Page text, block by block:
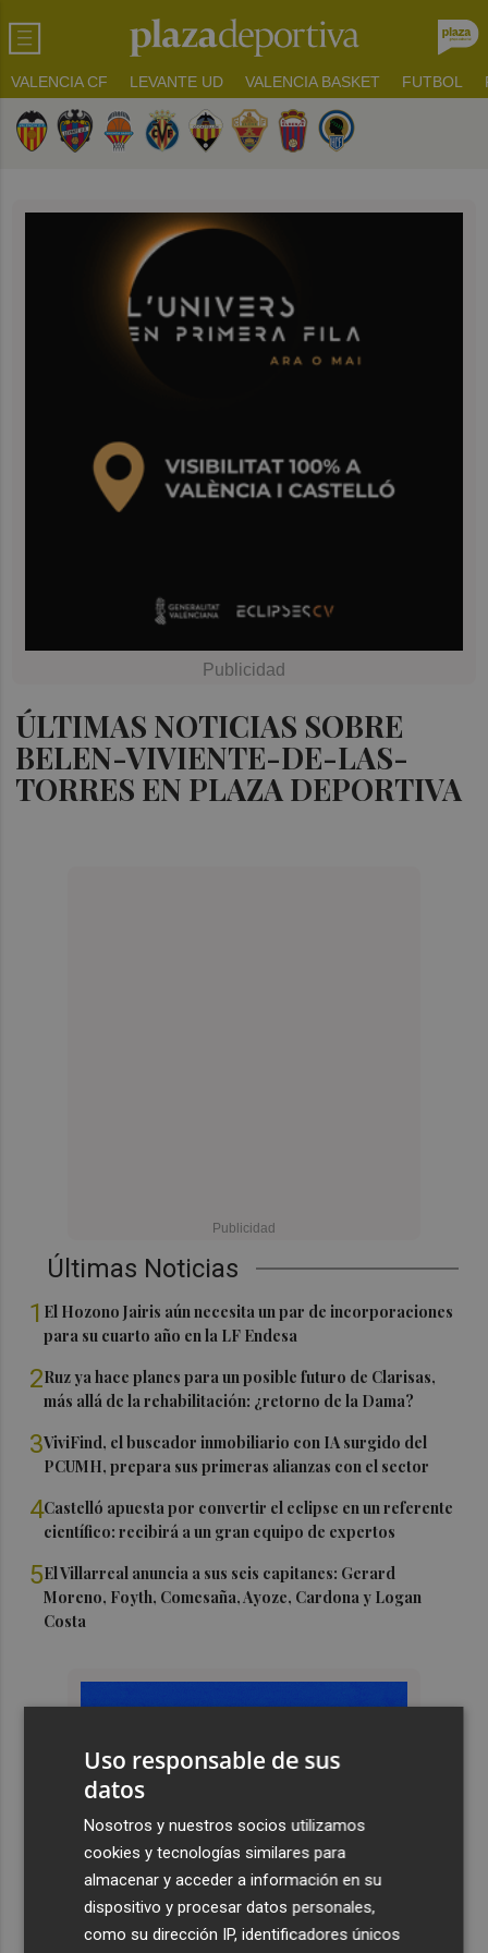
VALENCIA CF LEVANTE UD VALENCIA BASKET FUTBOL
ÚLTIMAS NOTICIAS SOBRE
BELEN-VIVIENTE-DE-LAS-
TORRES EN PLAZA DEPORTIVA
Últimas Noticias
1 El Hozono Jairis aún necesita un par de incorporaciones
para su cuarto año en la LF Endesa
2Ruz ya hace planes para un posible futuro de Clarisas,
más allá de la rehabilitación: ¿retorno de la Dama?
3ViviFind, el buscador inmobiliario con IA surgido del
PCUMH, prepara sus primeras alianzas con el sector
4Castelló apuesta por convertir el eclipse en un referente
científico: recibirá a un gran equipo de expertos
5El Villarreal anuncia a sus seis capitanes: Gerard
Moreno, Foyth, Comesaña, Ayoze, Cardona y Logan
Costa
Uso responsable de sus
datos
Nosotros y nuestros socios utilizamos
cookies y tecnologías similares para
almacenar y acceder a información en su
dispositivo y procesar datos personales,
como su dirección IP, identificadores únicos